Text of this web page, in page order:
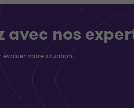
avec nos
évaluer votre situation.